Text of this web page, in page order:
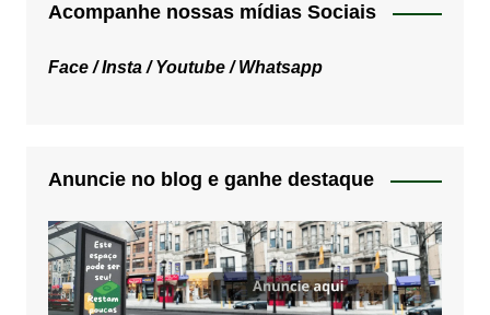
Acompanhe nossas mídias Sociais
Face /Insta /Youtube /Whatsapp
Anuncie no blog e ganhe destaque